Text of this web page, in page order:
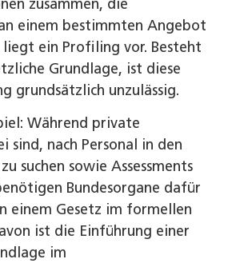
zusammen, die
einem bestimmten Angebot
ein Profiling vor. Besteht
Grundlage, ist diese
grundsätzlich unzulässig.
Während private
sind, nach Personal in den
suchen sowie Assessments
Bundesorgane dafür
einem Gesetz im formellen
ist die Einführung einer
im